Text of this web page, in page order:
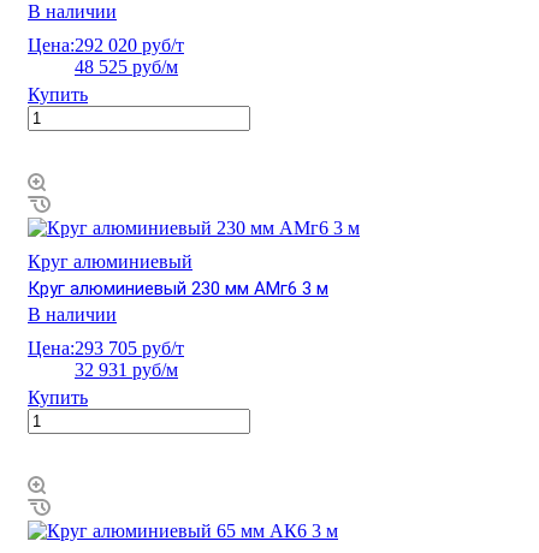
В наличии
Цена:292 020 руб/т
48 525 руб/м
Купить
Круг алюминиевый
Круг алюминиевый 230 мм АМг6 3 м
В наличии
Цена:293 705 руб/т
32 931 руб/м
Купить